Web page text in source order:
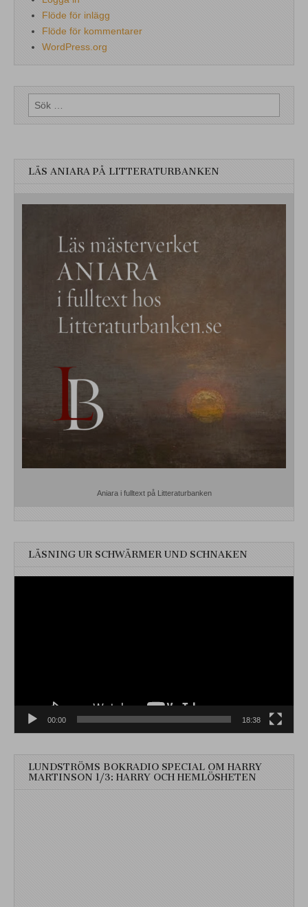
Flöde för inlägg
Flöde för kommentarer
WordPress.org
Sök
efter:
LÄS ANIARA PÅ LITTERATURBANKEN
Aniara i fulltext på Litteraturbanken
LÄSNING UR SCHWÄRMER UND SCHNAKEN
00:00 18:38
LUNDSTRÖMS BOKRADIO SPECIAL OM HARRY
MARTINSON 1/3: HARRY OCH HEMLÖSHETEN